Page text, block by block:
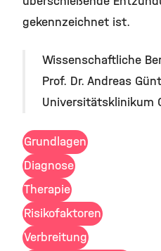
gekennzeichnet ist.
Wissenschaftliche
Prof. Dr. Andreas
Universitätsklinikum
Grundlagen
Diagnose
Therapie
Risikofaktoren
Verbreitung